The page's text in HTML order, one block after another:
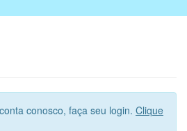
conosco, faça seu login. Clique